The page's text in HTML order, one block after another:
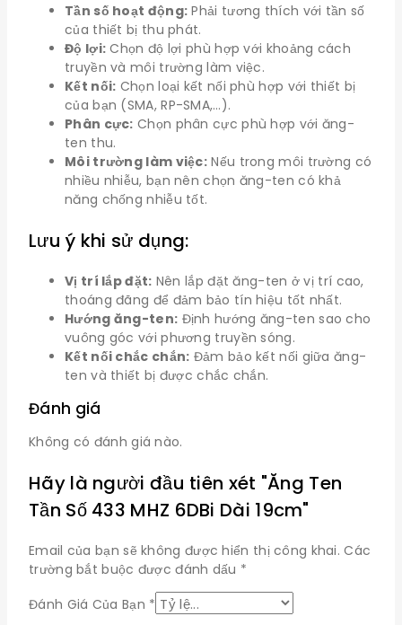
Tần số hoạt động: Phải tương thích với tần số
của thiết bị thu phát.
Độ lợi: Chọn độ lợi phù hợp với khoảng cách
truyền và môi trường làm việc.
Kết nối: Chọn loại kết nối phù hợp với thiết bị
của bạn (SMA, RP-SMA,…).
Phân cực: Chọn phân cực phù hợp với ăng-
ten thu.
Môi trường làm việc: Nếu trong môi trường có
nhiều nhiễu, bạn nên chọn ăng-ten có khả
năng chống nhiễu tốt.
Lưu ý khi sử dụng:
Vị trí lắp đặt: Nên lắp đặt ăng-ten ở vị trí cao,
thoáng đãng để đảm bảo tín hiệu tốt nhất.
Hướng ăng-ten: Định hướng ăng-ten sao cho
vuông góc với phương truyền sóng.
Kết nối chắc chắn: Đảm bảo kết nối giữa ăng-
ten và thiết bị được chắc chắn.
Đánh giá
Không có đánh giá nào.
Hãy là người đầu tiên xét "Ăng Ten
Tần Số 433 MHZ 6DBi Dài 19cm"
Email của bạn sẽ không được hiển thị công khai. Các
trường bắt buộc được đánh dấu *
Đánh Giá Của Bạn *